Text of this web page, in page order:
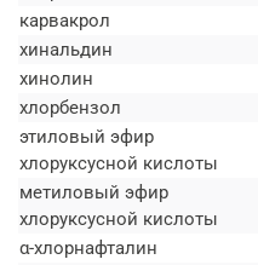
карвакрол
хинальдин
хинолин
хлорбензол
этиловый эфир
хлоруксусной кислоты
метиловый эфир
хлоруксусной кислоты
α-хлорнафталин